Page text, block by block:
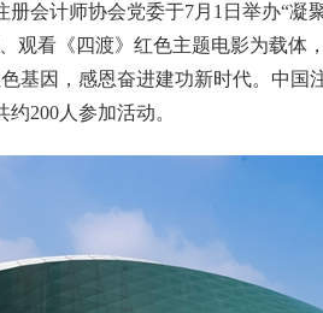
册会计师协会党委于7月1日举办“凝
观看《四渡》红色主题电影为载体
基因 ，感恩奋进建功新时代。 中国
200人参加活动。